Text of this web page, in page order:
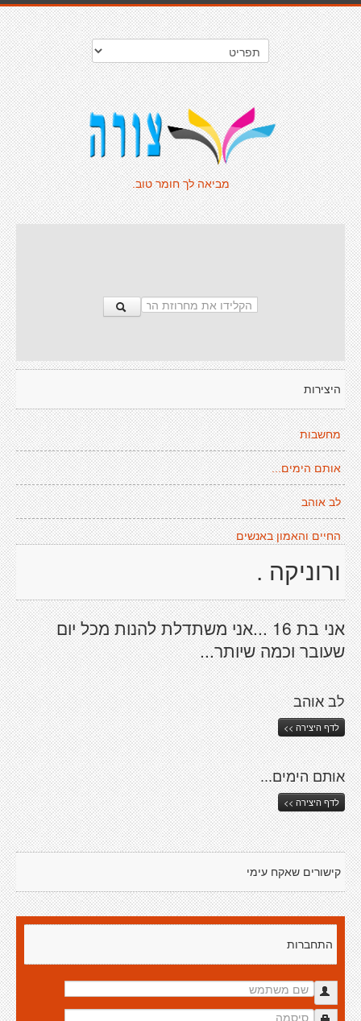
מביאה לך חומר טוב.
היצירות
מחשבות
אותם הימים...
לב אוהב
החיים והאמון באנשים
ורוניקה .
אני בת 16 ...אני משתדלת להנות מכל יום
שעובר וכמה שיותר...
לב אוהב
לדף היצירה >>
אותם הימים...
לדף היצירה >>
קישורים שאקח עימי
התחברות